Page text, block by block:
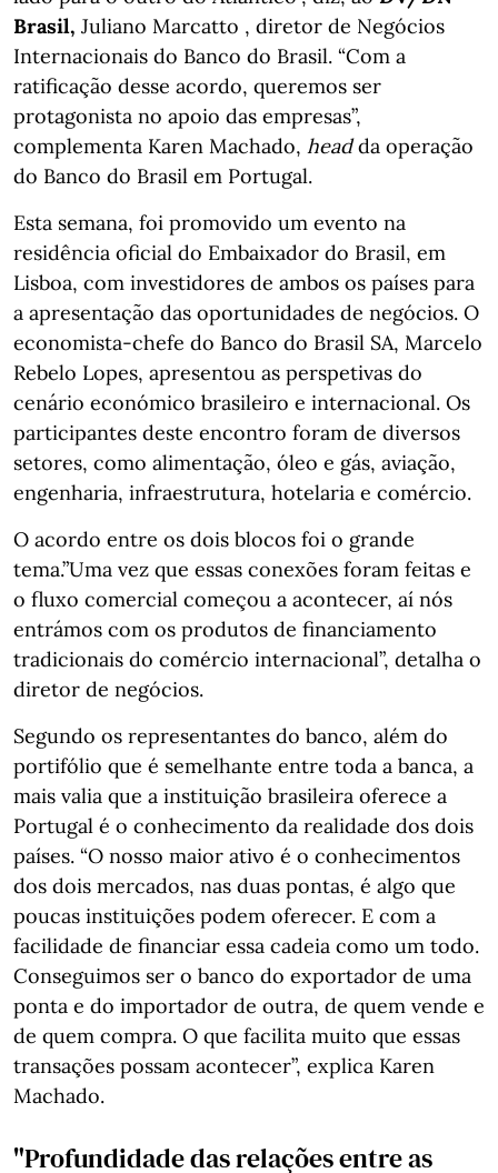
Brasil, Juliano Marcatto , diretor de Negócios
Internacionais do Banco do Brasil. “Com a
ratificação desse acordo, queremos ser
protagonista no apoio das empresas”,
complementa Karen Machado, headda operação
do Banco do Brasil em Portugal.
Esta semana, foi promovido um evento na
residência oficial do Embaixador do Brasil, em
Lisboa, com investidores de ambos os países para
a apresentação das oportunidades de negócios. O
economista-chefe do Banco do Brasil SA, Marcelo
Rebelo Lopes, apresentou as perspetivas do
cenário económico brasileiro e internacional. Os
participantes deste encontro foram de diversos
setores, como alimentação, óleo e gás, aviação,
engenharia, infraestrutura, hotelaria e comércio.
O acordo entre os dois blocos foi o grande
tema.”Uma vez que essas conexões foram feitas e
o fluxo comercial começou a acontecer, aí nós
entrámos com os produtos de financiamento
tradicionais do comércio internacional”, detalha o
diretor de negócios.
Segundo os representantes do banco, além do
portifólio que é semelhante entre toda a banca, a
mais valia que a instituição brasileira oferece a
Portugal é o conhecimento da realidade dos dois
países. “O nosso maior ativo é o conhecimentos
dos dois mercados, nas duas pontas, é algo que
poucas instituições podem oferecer. E com a
facilidade de financiar essa cadeia como um todo.
Conseguimos ser o banco do exportador de uma
ponta e do importador de outra, de quem vende e
de quem compra. O que facilita muito que essas
transações possam acontecer”, explica Karen
Machado.
"Profundidade das relações entre as